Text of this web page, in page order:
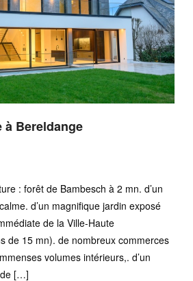
à Bereldange
: forêt de Bambesch à 2 mn. d’un
d’un magnifique jardin exposé
de la Ville-Haute
de 15 mn). de nombreux commerces
volumes intérieurs,. d’un
de […]